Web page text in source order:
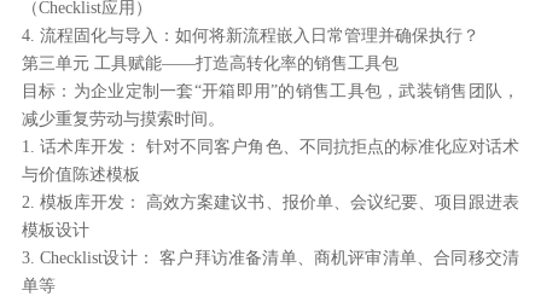
（Checklist应用）
4. 流程固化与导入：如何将新流程嵌入日常管理并确保执行？
第三单元 工具赋能——打造高转化率的销售工具包
目标：为企业定制一套“开箱即用”的销售工具包，武装销售团队，
减少重复劳动与摸索时间。
1. 话术库开发： 针对不同客户角色、不同抗拒点的标准化应对话术
与价值陈述模板
2. 模板库开发： 高效方案建议书、报价单、会议纪要、项目跟进表
模板设计
3. Checklist设计： 客户拜访准备清单、商机评审清单、合同移交清
单等